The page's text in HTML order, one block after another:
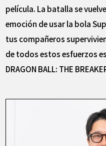
película. La batalla se
emoción de usar la bola
tus compañeros
de todos estos esfuerzos
DRAGON BALL: THE